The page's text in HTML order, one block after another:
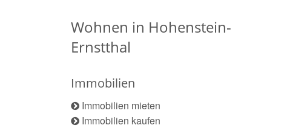
Wohnen in Hohenstein-
Ernstthal
Immobilien
Immobilien mieten
Immobilien kaufen